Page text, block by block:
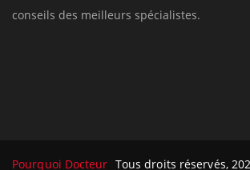
conseils des meilleurs spécialistes.
Pourquoi Docteur Tous droits réservés,